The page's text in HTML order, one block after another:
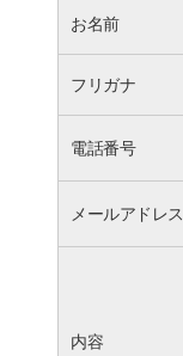
お名前
フリガナ
電話番号
メールアドレス
内容